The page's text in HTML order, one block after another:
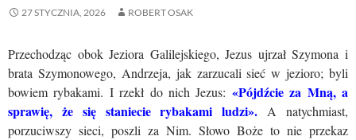
27 STYCZNIA, 2026 ROBERT OSAK
Przechodząc obok Jeziora Galilejskiego, Jezus ujrzał Szymona i
brata Szymonowego, Andrzeja, jak zarzucali sieć w jezioro; byli
bowiem rybakami. I rzekł do nich Jezus: «Pójdźcie za Mną, a
sprawię, że się staniecie rybakami ludzi».A natychmiast,
porzuciwszy sieci, poszli za Nim. Słowo Boże to nie przekaz